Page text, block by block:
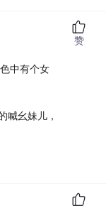
中有个女
喊幺妹儿，
赞